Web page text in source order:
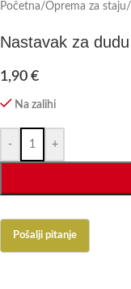
Početna/Oprema za staju/
Nastavak za dudu
1,90 €
Na zalihi
- +